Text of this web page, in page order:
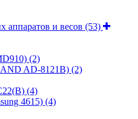
аппаратов и весов (53)
(2)
AND AD-8121B) (2)
(4)
4615) (4)